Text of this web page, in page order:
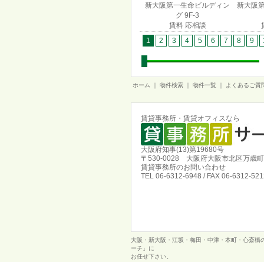
新大阪第一生命ビルディン
グ 9F-3
賃料 応相談
新大阪
1
2 3 4 5 6 7 8 9
ホーム 物件検索 物件一覧 よくあるご質
賃貸事務所・賃貸オフィスなら
大阪府知事(13)第19680号
〒530-0028 大阪府大阪市北区万歳
賃貸事務所のお問い合わせ
TEL 06-6312-6948 / FAX 06-6312-
大阪・新大阪・江坂・梅田・中津・本町・心斎
ーチ」に
お任せ下さい。